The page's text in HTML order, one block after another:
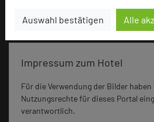
Auswahl bestätigen
vergangenen 30 Tagen auf
Impressum zum Hotel
Für die Verwendung der Bilder
Nutzungsrechte für dieses Portal
verantwortlich.